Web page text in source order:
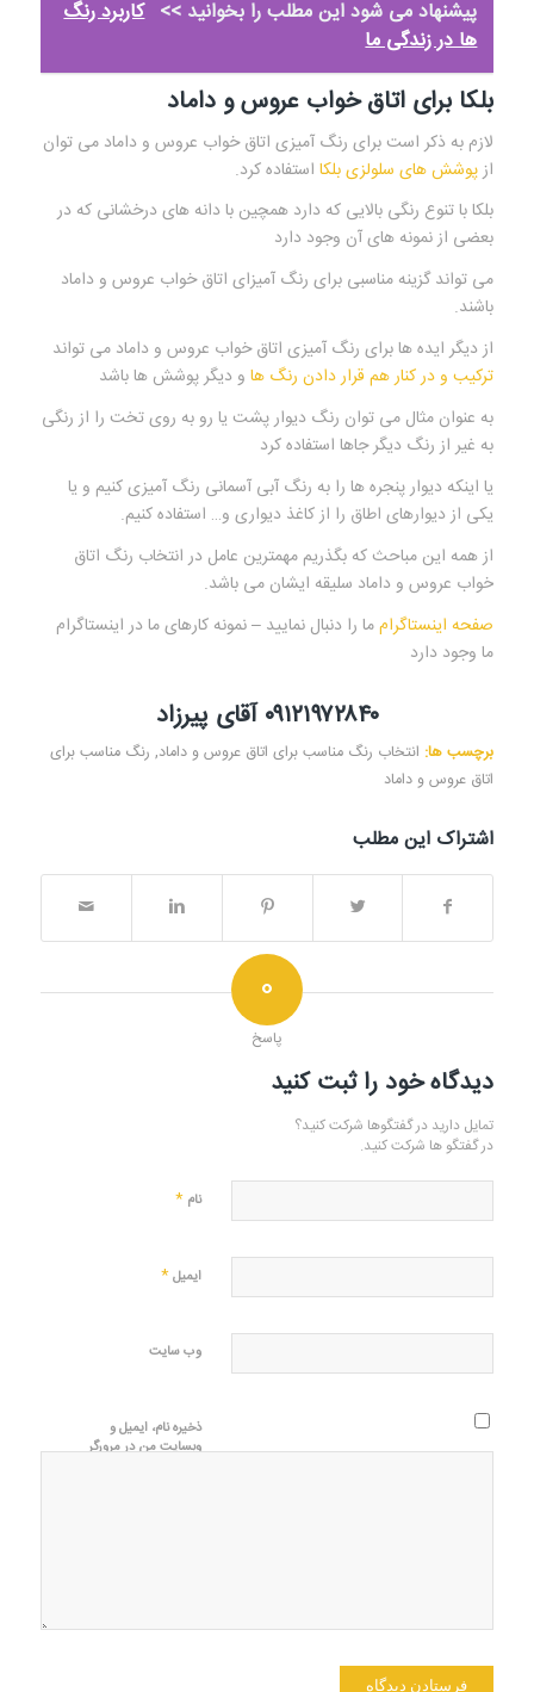
پیشنهاد می شود این مطلب را بخوانید >> کاربرد رنگ
ها در زندگی ما
بلکا برای اتاق خواب عروس و داماد
لازم به ذکر است برای رنگ آمیزی اتاق خواب عروس و داماد می توان
ازپوشش های سلولزی بلکااستفاده کرد.
بلکا با تنوع رنگی بالایی که دارد همچین با دانه های درخشانی که در
بعضی از نمونه های آن وجود دارد
می تواند گزینه مناسبی برای رنگ آمیزای اتاق خواب عروس و داماد
باشند.
از دیگر ایده ها برای رنگ آمیزی اتاق خواب عروس و داماد می تواند
ترکیب و در کنار هم قرار دادن رنگ هاو دیگر پوشش ها باشد
به عنوان مثال می توان رنگ دیوار پشت یا رو به روی تخت را از رنگی
به غیر از رنگ دیگر جاها استفاده کرد
یا اینکه دیوار پنجره ها را به رنگ آبی آسمانی رنگ آمیزی کنیم و یا
یکی از دیوارهای اطاق را از کاغذ دیواری و… استفاده کنیم.
از همه این مباحث که بگذریم مهمترین عامل در انتخاب رنگ اتاق
خواب عروس و داماد سلیقه ایشان می باشد.
صفحه اینستاگرامما را دنبال نمایید – نمونه کارهای ما در اینستاگرام
ما وجود دارد
۰۹۱۲۱۹۷۲۸۴۰ آقای پیرزاد
برچسب ها: انتخاب رنگ مناسب برای اتاق عروس و داماد, رنگ مناسب برای
اتاق عروس و داماد
اشتراک این مطلب
0
پاسخ
دیدگاه خود را ثبت کنید
تمایل دارید در گفتگوها شرکت کنید؟
در گفتگو ها شرکت کنید.
نام *
ایمیل*
وب‌ سایت
ذخیره نام، ایمیل و
وبسایت من در مرورگر